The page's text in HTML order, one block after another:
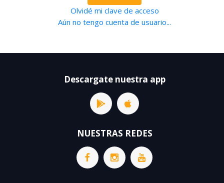
Olvidé mi clave de acceso
Aún no tengo cuenta de usuario...
Descargate nuestra app
NUESTRAS REDES